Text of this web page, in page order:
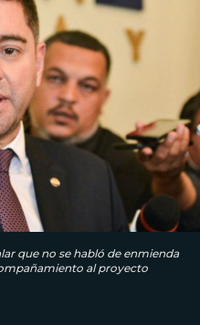
que no se habló de enmienda
al proyecto